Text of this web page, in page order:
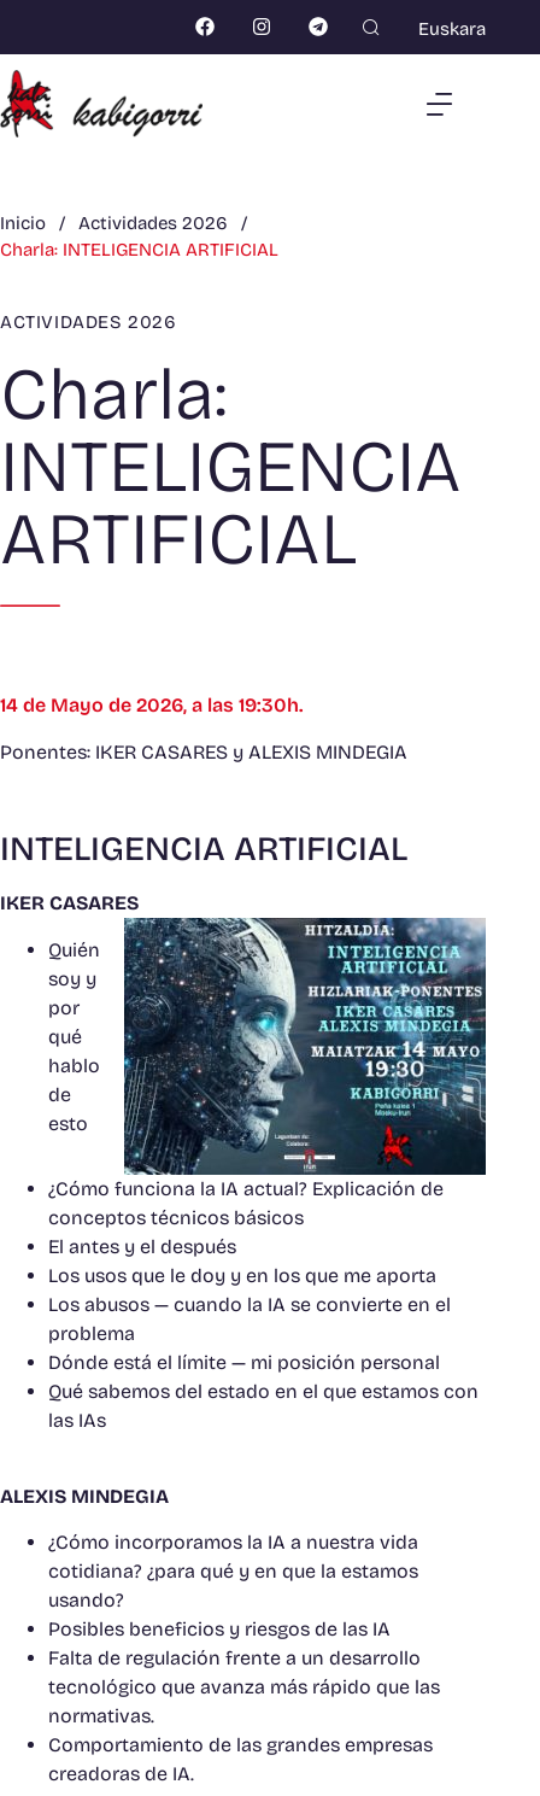
Euskara
Inicio / Actividades 2026
/
Charla: INTELIGENCIA ARTIFICIAL
ACTIVIDADES 2026
Charla:
INTELIGENCIA
ARTIFICIAL
14 de Mayo de 2026, a las 19:30h.
Ponentes: IKER CASARES y ALEXIS MINDEGIA
INTELIGENCIA ARTIFICIAL
IKER CASARES
Quién
soy y
por
qué
hablo
de
esto
¿Cómo funciona la IA actual? Explicación de
conceptos técnicos básicos
El antes y el después
Los usos que le doy y en los que me aporta
Los abusos — cuando la IA se convierte en el
problema
Dónde está el límite — mi posición personal
Qué sabemos del estado en el que estamos con
las IAs
ALEXIS MINDEGIA
¿Cómo incorporamos la IA a nuestra vida
cotidiana? ¿para qué y en que la estamos
usando?
Posibles beneficios y riesgos de las IA
Falta de regulación frente a un desarrollo
tecnológico que avanza más rápido que las
normativas.
Comportamiento de las grandes empresas
creadoras de IA.